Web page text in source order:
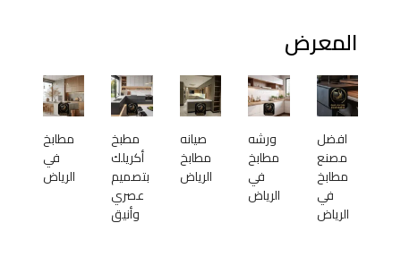
المعرض
افضل
مصنع
مطابخ
في
الرياض
ورشه
مطابخ
في
الرياض
صيانه
مطابخ
الرياض
مطبخ
أكريلك
بتصميم
عصري
وأنيق
مطابخ
في
الرياض